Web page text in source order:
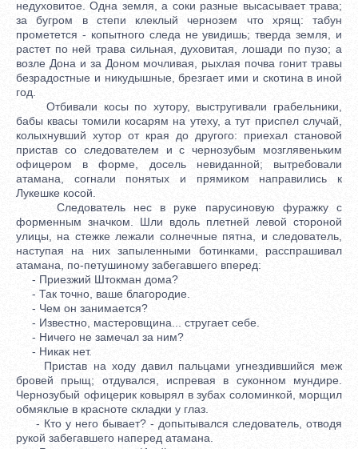
недуховитое. Одна земля, а соки разные высасывает трава;
за бугром в степи клеклый чернозем что хрящ: табун
прометется - копытного следа не увидишь; тверда земля, и
растет по ней трава сильная, духовитая, лошади по пузо; а
возле Дона и за Доном мочливая, рыхлая почва гонит травы
безрадостные и никудышные, брезгает ими и скотина в иной
год.
Отбивали косы по хутору, выстругивали грабельники,
бабы квасы томили косарям на утеху, а тут приспел случай,
колыхнувший хутор от края до другого: приехал становой
пристав со следователем и с чернозубым мозглявеньким
офицером в форме, досель невиданной; вытребовали
атамана, согнали понятых и прямиком направились к
Лукешке косой.
Следователь нес в руке парусиновую фуражку с
форменным значком. Шли вдоль плетней левой стороной
улицы, на стежке лежали солнечные пятна, и следователь,
наступая на них запыленными ботинками, расспрашивал
атамана, по-петушиному забегавшего вперед:
- Приезжий Штокман дома?
- Так точно, ваше благородие.
- Чем он занимается?
- Известно, мастеровщина... стругает себе.
- Ничего не замечал за ним?
- Никак нет.
Пристав на ходу давил пальцами угнездившийся меж
бровей прыщ; отдувался, испревая в суконном мундире.
Чернозубый офицерик ковырял в зубах соломинкой, морщил
обмяклые в красноте складки у глаз.
- Кто у него бывает? - допытывался следователь, отводя
рукой забегавшего наперед атамана.